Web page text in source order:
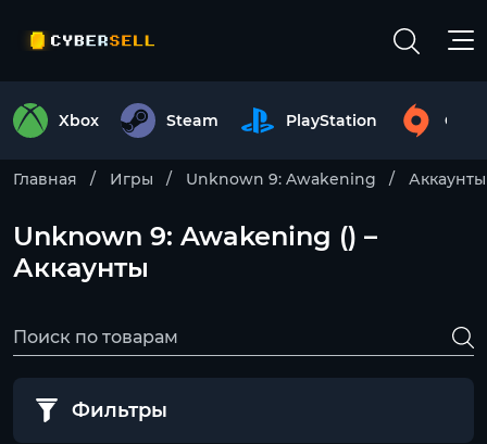
Xbox Steam PlayStation
Главная Игры Unknown 9: Awakening Аккаунты
Unknown 9: Awakening () –
Аккаунты
Фильтры